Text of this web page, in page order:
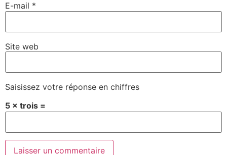
E-mail *
Site web
Saisissez votre réponse en chiffres
5 × trois =